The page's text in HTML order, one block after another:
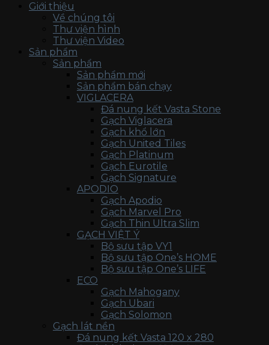
Giới thiệu
Về chúng tôi
Thư viện hình
Thư viện Video
Sản phẩm
Sản phẩm
Sản phẩm mới
Sản phẩm bán chạy
VIGLACERA
Đá nung kết Vasta Stone
Gạch Viglacera
Gạch khổ lớn
Gạch United Tiles
Gạch Platinum
Gạch Eurotile
Gạch Signature
APODIO
Gạch Apodio
Gạch Marvel Pro
Gạch Thin Ultra Slim
GẠCH VIỆT Ý
Bộ sưu tập VY1
Bộ sưu tập One’s HOME
Bộ sưu tập One’s LIFE
ECO
Gạch Mahogany
Gạch Ubari
Gạch Solomon
Gạch lát nền
Đá nung kết Vasta 120 x 280